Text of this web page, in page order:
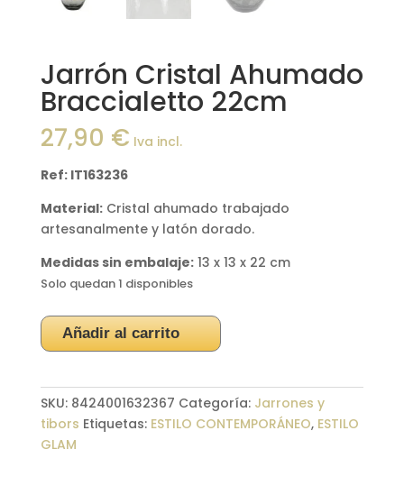
Jarrón Cristal Ahumado
Braccialetto 22cm
27,90 € Iva incl.
Ref: IT163236
Material:Cristal ahumado trabajado
artesanalmente y latón dorado.
Medidas sin embalaje:13 x 13 x 22 cm
Solo quedan 1 disponibles
Jarrón
Cristal
Braccialetto
22cm
cantidad
Añadir al carrito
SKU: 8424001632367 Categoría: Jarrones y
tibors Etiquetas: ESTILO CONTEMPORÁNEO, ESTILO
GLAM